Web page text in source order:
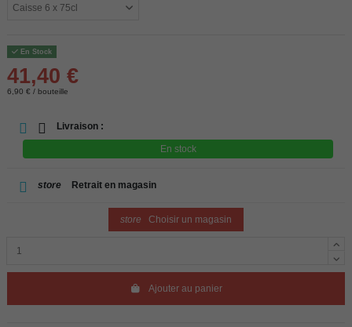
En Stock
41,40 €
6,90 € / bouteille
Livraison :
En stock
store Retrait en magasin
store Choisir un magasin
Ajouter au panier